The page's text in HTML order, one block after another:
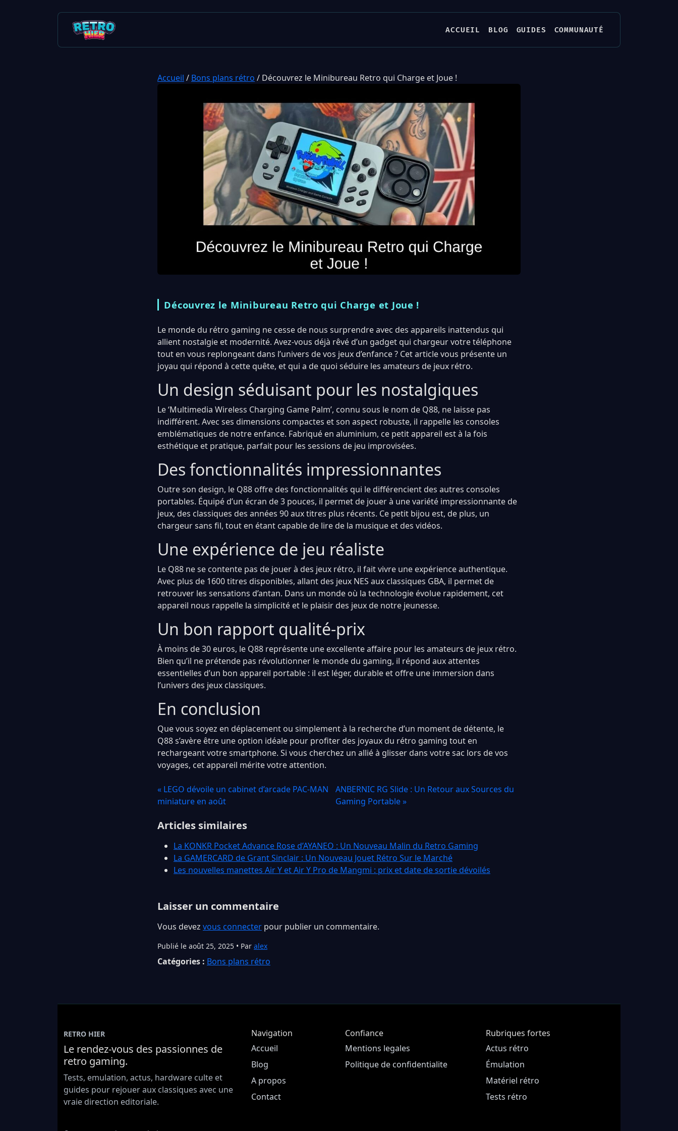
ACCUEIL BLOG GUIDES COMMUNAUTÉ
Accueil / Bons plans rétro / Découvrez le Minibureau Retro qui Charge et Joue !
Découvrez le Minibureau Retro qui Charge et Joue !
Le monde du rétro gaming ne cesse de nous surprendre avec des appareils inattendus qui
allient nostalgie et modernité. Avez-vous déjà rêvé d’un gadget qui chargeur votre téléphone
tout en vous replongeant dans l’univers de vos jeux d’enfance ? Cet article vous présente un
joyau qui répond à cette quête, et qui a de quoi séduire les amateurs de jeux rétro.
Un design séduisant pour les nostalgiques
Le ‘Multimedia Wireless Charging Game Palm’, connu sous le nom de Q88, ne laisse pas
indifférent. Avec ses dimensions compactes et son aspect robuste, il rappelle les consoles
emblématiques de notre enfance. Fabriqué en aluminium, ce petit appareil est à la fois
esthétique et pratique, parfait pour les sessions de jeu improvisées.
Des fonctionnalités impressionnantes
Outre son design, le Q88 offre des fonctionnalités qui le différencient des autres consoles
portables. Équipé d’un écran de 3 pouces, il permet de jouer à une variété impressionnante de
jeux, des classiques des années 90 aux titres plus récents. Ce petit bijou est, de plus, un
chargeur sans fil, tout en étant capable de lire de la musique et des vidéos.
Une expérience de jeu réaliste
Le Q88 ne se contente pas de jouer à des jeux rétro, il fait vivre une expérience authentique.
Avec plus de 1600 titres disponibles, allant des jeux NES aux classiques GBA, il permet de
retrouver les sensations d’antan. Dans un monde où la technologie évolue rapidement, cet
appareil nous rappelle la simplicité et le plaisir des jeux de notre jeunesse.
Un bon rapport qualité-prix
À moins de 30 euros, le Q88 représente une excellente affaire pour les amateurs de jeux rétro.
Bien qu’il ne prétende pas révolutionner le monde du gaming, il répond aux attentes
essentielles d’un bon appareil portable : il est léger, durable et offre une immersion dans
l’univers des jeux classiques.
En conclusion
Que vous soyez en déplacement ou simplement à la recherche d’un moment de détente, le
Q88 s’avère être une option idéale pour profiter des joyaux du rétro gaming tout en
rechargeant votre smartphone. Si vous cherchez un allié à glisser dans votre sac lors de vos
voyages, cet appareil mérite votre attention.
« LEGO dévoile un cabinet d’arcade PAC-MAN
miniature en août
ANBERNIC RG Slide : Un Retour aux Sources du
Gaming Portable »
Articles similaires
La KONKR Pocket Advance Rose d’AYANEO : Un Nouveau Malin du Retro Gaming
La GAMERCARD de Grant Sinclair : Un Nouveau Jouet Rétro Sur le Marché
Les nouvelles manettes Air Y et Air Y Pro de Mangmi : prix et date de sortie dévoilés
Laisser un commentaire
Vous devez vous connecter pour publier un commentaire.
Publié le août 25, 2025 • Par alex
Catégories : Bons plans rétro
RETRO HIER
Le rendez-vous des passionnes de
retro gaming.
Tests, emulation, actus, hardware culte et
guides pour rejouer aux classiques avec une
vraie direction editoriale.
Navigation
Accueil
Blog
A propos
Contact
Confiance
Mentions legales
Politique de confidentialite
Rubriques fortes
Actus rétro
Émulation
Matériel rétro
Tests rétro